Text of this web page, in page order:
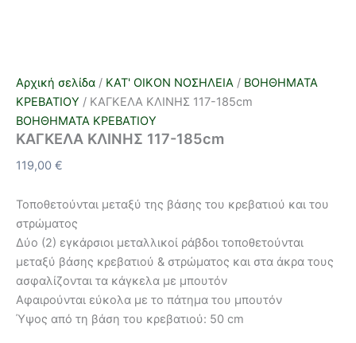
Αρχική σελίδα / ΚΑΤ' ΟΙΚΟΝ ΝΟΣΗΛΕΙΑ / ΒΟΗΘΗΜΑΤΑ
ΚΡΕΒΑΤΙΟΥ / ΚΑΓΚΕΛΑ ΚΛΙΝΗΣ 117-185cm
ΒΟΗΘΗΜΑΤΑ ΚΡΕΒΑΤΙΟΥ
ΚΑΓΚΕΛΑ ΚΛΙΝΗΣ 117-185cm
119,00 €
Τοποθετούνται μεταξύ της βάσης του κρεβατιού και του
στρώματος
Δύο (2) εγκάρσιοι μεταλλικοί ράβδοι τοποθετούνται
μεταξύ βάσης κρεβατιού & στρώματος και στα άκρα τους
ασφαλίζονται τα κάγκελα με μπουτόν
Αφαιρούνται εύκολα με το πάτημα του μπουτόν
Ύψος από τη βάση του κρεβατιού: 50 cm